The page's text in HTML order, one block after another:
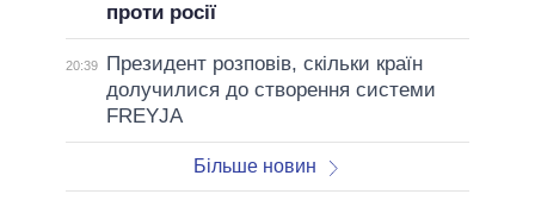
проти росії
20:39
Президент розповів, скільки країн
долучилися до створення системи
FREYJA
Більше новин